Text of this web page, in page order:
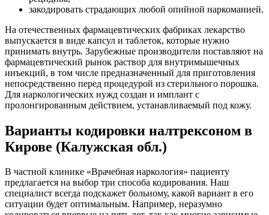
закодировать страдающих любой опийной наркоманией.
На отечественных фармацевтических фабриках лекарство
выпускается в виде капсул и таблеток, которые нужно
принимать внутрь. Зарубежные производители поставляют на
фармацевтический рынок раствор для внутримышечных
инъекций, в том числе предназначенный для приготовления
непосредственно перед процедурой из стерильного порошка.
Для наркологических нужд создан и имплант с
пролонгированным действием, устанавливаемый под кожу.
Варианты кодировки налтрексоном в
Кирове (Калужская обл.)
В частной клинике «Врачебная наркология» пациенту
предлагается на выбор три способа кодирования. Наш
специалист всегда подскажет больному, какой вариант в его
ситуации будет оптимальным. Например, неразумно